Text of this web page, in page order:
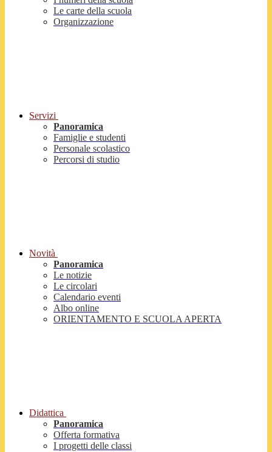
Le carte della scuola
Organizzazione
Servizi
Panoramica
Famiglie e studenti
Personale scolastico
Percorsi di studio
Novità
Panoramica
Le notizie
Le circolari
Calendario eventi
Albo online
ORIENTAMENTO E SCUOLA APERTA
Didattica
Panoramica
Offerta formativa
I progetti delle classi